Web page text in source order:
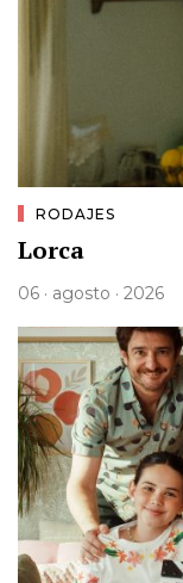
RODAJES
Lorca
06 · agosto · 2026